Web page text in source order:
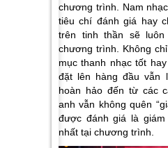
chương trình. Nam
tiêu chí đánh giá hay
trên tinh thần sẽ
chương trình. Không
mục thanh nhạc tốt
đặt lên hàng đầu vẫn
hoàn hảo đến từ các
anh vẫn không quên
được đánh giá là
nhất tại chương trình.